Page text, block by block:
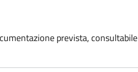
prevista, consultabile